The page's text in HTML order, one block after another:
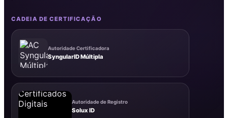
CADEIA DE CERTIFICAÇÃO
Autoridade Certificadora
SyngularID Múltipla
Autoridade de Registro
Solux ID